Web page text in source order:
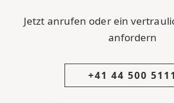
Jetzt anrufen oder ein
anfordern
+41 44 500 5111